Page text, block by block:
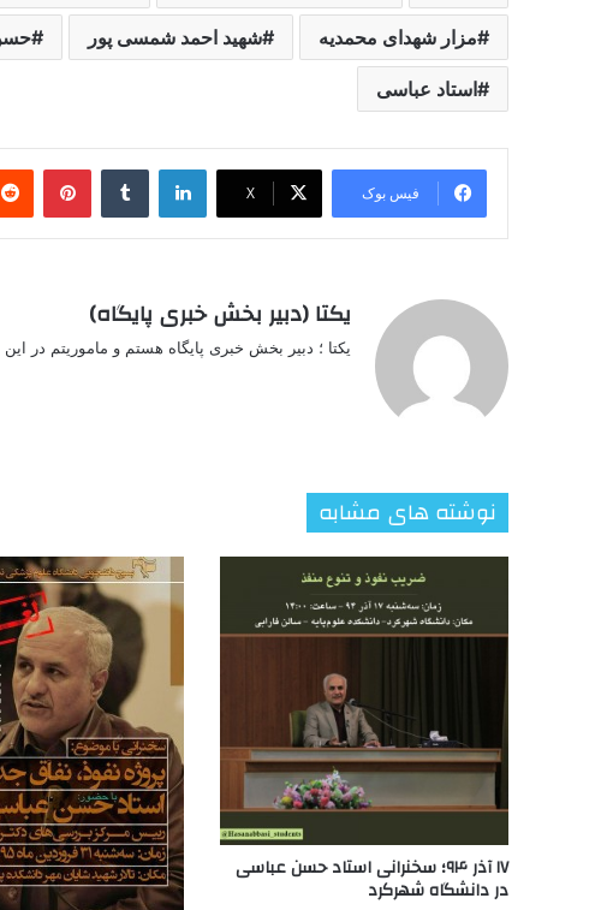
مزار شهدای محمدیه شهید احمد شمسی پور
استاد عباسی
فیس بوک X
لینکدین ‫تامبلر
یکتا (دبیر بخش خبری پایگاه)
یکتا ؛ دبیر بخش خبری پایگاه هستم و ماموریتم در
نوشته های مشابه
۱۷ آذر ۹۴؛ سخنرانی استاد حسن عباسی
در دانشگاه شهرکرد